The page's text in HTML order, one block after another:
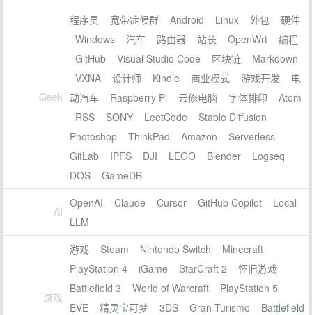
Geek
程序员 宽带症候群 Android Linux 外包
硬件
Windows
汽车 路由器 站长 OpenWrt
编程
GitHub
Visual Studio Code 区块链
Markdown
VXNA
设计师 Kindle 商业模式 游戏开发
电
动汽车
Raspberry Pi 云修电脑 字体排印
Atom
RSS
SONY LeetCode
Stable Diffusion
Photoshop
ThinkPad Amazon
Serverless
GitLab
IPFS DJI LEGO Blender
Logseq
DOS
GameDB
AI
OpenAI Claude Cursor GitHub Copilot
Local
LLM
游戏
游戏 Steam Nintendo Switch
Minecraft
PlayStation 4
iGame StarCraft 2
怀旧游戏
Battlefield 3
World of Warcraft
PlayStation 5
EVE
精灵宝可梦 3DS Gran Turismo
Battlefield